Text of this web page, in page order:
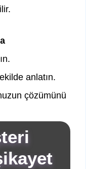
anlatın.
çözümünü